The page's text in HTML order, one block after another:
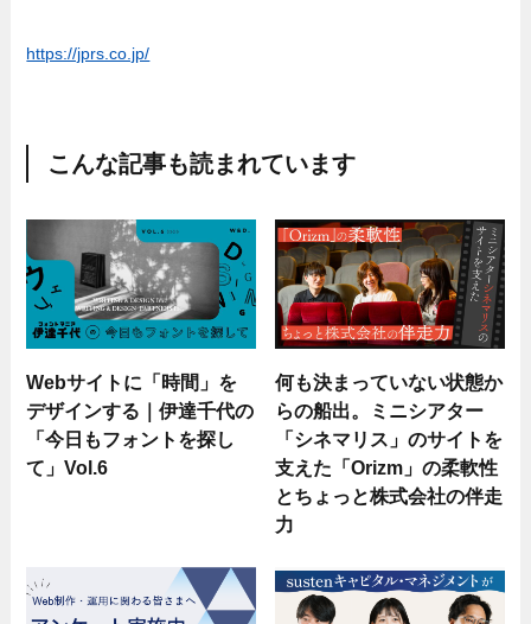
https://jprs.co.jp/
こんな記事も読まれています
Webサイトに「時間」を
デザインする｜伊達千代の
「今日もフォントを探し
て」Vol.6
何も決まっていない状態か
らの船出。ミニシアター
「シネマリス」のサイトを
支えた「Orizm」の柔軟性
とちょっと株式会社の伴走
力